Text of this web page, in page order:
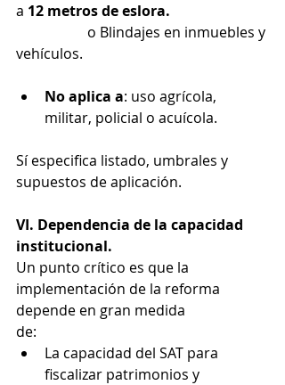
a 12 metros de eslora.
vehículos.
No aplica a: uso agrícola,
militar, policial o acuícola.
Sí especifica listado, umbrales y
supuestos de aplicación.
VI. Dependencia de la capacidad
institucional.
Un punto crítico es que la
implementación de la reforma
depende en gran medida
de:
La capacidad del SAT para
fiscalizar patrimonios y